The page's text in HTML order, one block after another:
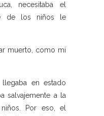
necesitaba el
de los niños le
muerto, como mi
en estado
salvajemente a la
Por eso, el